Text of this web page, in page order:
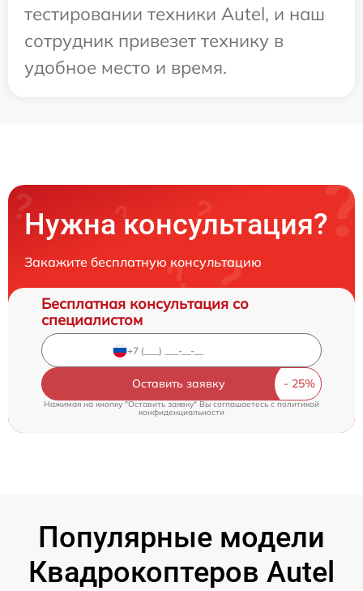
тестировании техники Autel, и наш
сотрудник привезет технику в
удобное место и время.
Нужна консультация?
Закажите бесплатную консультацию
Бесплатная консультация со
специалистом
Оставить заявку
Нажимая на кнопку "Оставить заявку" Вы соглашаетесь c политикой
конфиденциальности
Популярные модели
Квадрокоптеров Autel